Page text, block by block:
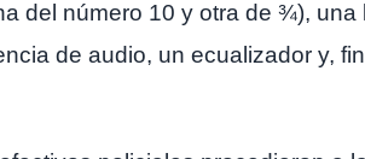
del número 10 y otra de ¾), una
de audio, un ecualizador y,